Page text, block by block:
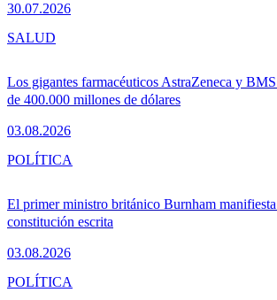
30.07.2026
Los gigantes farmacéuticos AstraZeneca y
de 400.000 millones de dólares
03.08.2026
SALUD
El primer ministro británico Burnham
constitución escrita
03.08.2026
POLÍTICA
POLÍTICA